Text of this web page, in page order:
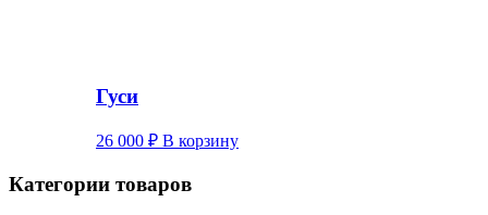
Гуси
26 000 ₽ В корзину
Категории товаров